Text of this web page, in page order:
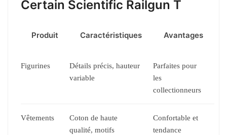
Certain Scientific Railgun T
Produit Caractéristiques Avantages
Figurines
Détails précis, hauteur
variable
Parfaites pour
les
collectionneurs
Vêtements
Coton de haute
qualité, motifs
Confortable et
tendance